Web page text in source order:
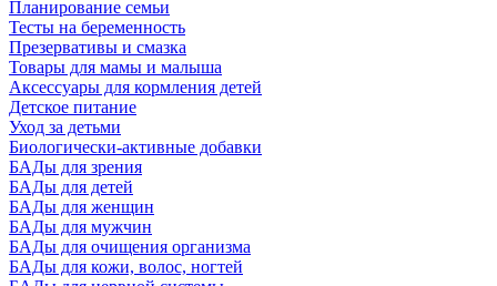
Планирование семьи
Тесты на беременность
Презервативы и смазка
Товары для мамы и малыша
Аксессуары для кормления детей
Детское питание
Уход за детьми
Биологически-активные добавки
БАДы для зрения
БАДы для детей
БАДы для женщин
БАДы для мужчин
БАДы для очищения организма
БАДы для кожи, волос, ногтей